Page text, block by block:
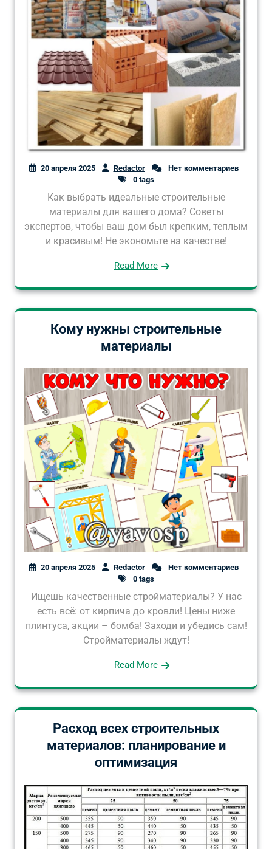
20 апреля 2025 Redactor
Нет комментариев
0 tags
Как выбрать идеальные строительные
материалы для вашего дома? Советы
экспертов, чтобы ваш дом был крепким, теплым
и красивым! Не экономьте на качестве!
Read More
Кому нужны строительные
материалы
20 апреля 2025 Redactor
Нет комментариев
0 tags
Ищешь качественные стройматериалы? У нас
есть всё: от кирпича до кровли! Цены ниже
плинтуса, акции – бомба! Заходи и убедись сам!
Стройматериалы ждут!
Read More
Расход всех строительных
материалов: планирование и
оптимизация